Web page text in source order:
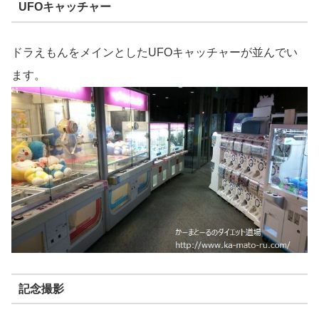
UFOキャッチャー
ドラえもんをメインとしたUFOキャッチャーが並んでい
ます。
記念撮影